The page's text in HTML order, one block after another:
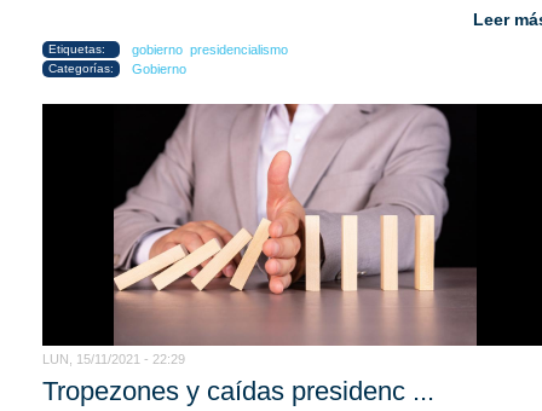
Leer
Etiquetas: gobierno presidencialismo
Categorías: Gobierno
LUN, 15/11/2021 - 22:29
Tropezones y caídas presidenc ...